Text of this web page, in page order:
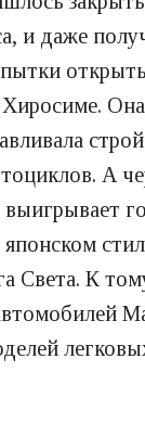
и даже
Она
А
Света. К